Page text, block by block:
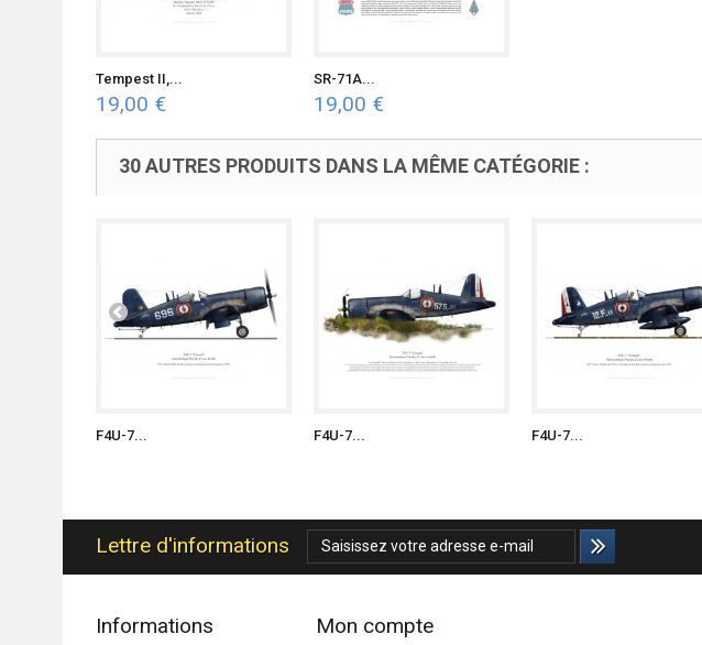
Tempest II,...
19,00 €
SR-71A...
19,00 €
30 AUTRES PRODUITS DANS LA MÊME CATÉGORIE :
F4U-7... F4U-7... F4U-7...
Lettre d'informations
Informations Mon compte